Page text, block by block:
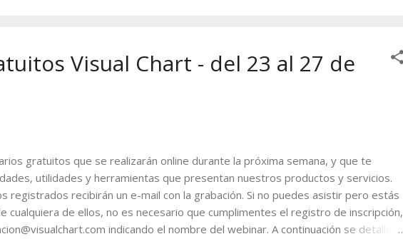
Visual Chart - del 23 al 27 de
gratuitos que se realizarán online durante la próxima semana, y que te
utilidades y herramientas que presentan nuestros productos y servicios.
registrados recibirán un e-mail con la grabación. Si no puedes asistir pero estás
cualquiera de ellos, no es necesario que cumplimentes el registro de inscripción,
indicando el nombre del webinar. A continuación se detalla la